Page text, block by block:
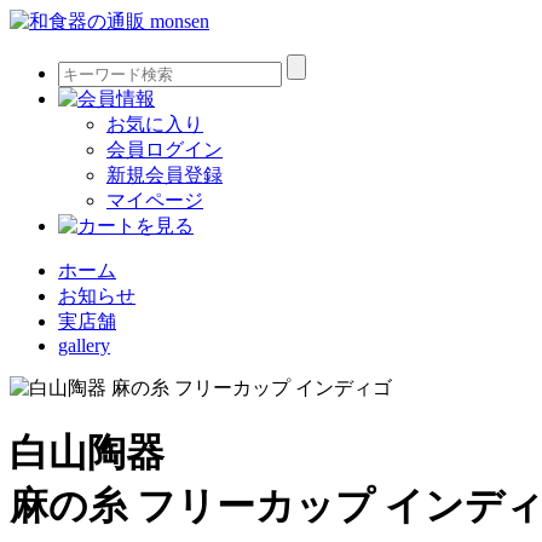
お気に入り
会員ログイン
新規会員登録
マイページ
ホーム
お知らせ
実店舗
gallery
白山陶器
麻の糸 フリーカップ インデ